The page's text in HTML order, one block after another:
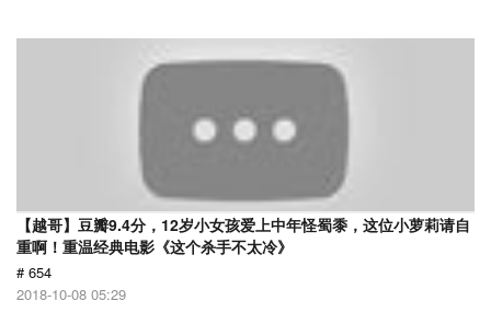
【越哥】豆瓣9.4分，12岁小女孩爱上中年怪蜀黍，这位小萝莉请自
重啊！重温经典电影《这个杀手不太冷》
# 654
2018-10-08 05:29